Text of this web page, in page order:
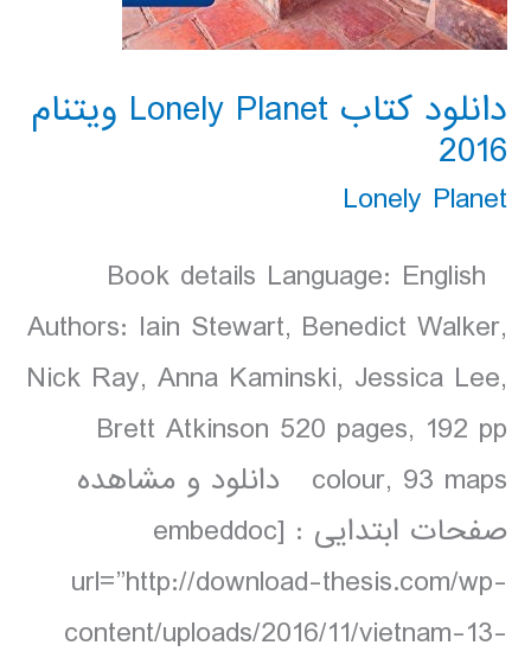
دانلود کتاب Lonely Planet ویتنام
2016
Lonely Planet
Book details Language: English
Authors: Iain Stewart, Benedict Walker,
Nick Ray, Anna Kaminski, Jessica Lee,
Brett Atkinson 520 pages, 192 pp
colour, 93 maps دانلود و مشاهده
صفحات ابتدایی : [embeddoc
url=”http://download-thesis.com/wp-
content/uploads/2016/11/vietnam-13-